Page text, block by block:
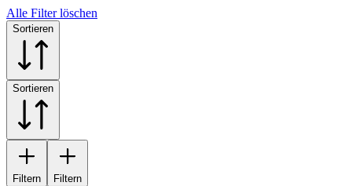
Alle Filter löschen
Sortieren
Sortieren
Filtern Filtern